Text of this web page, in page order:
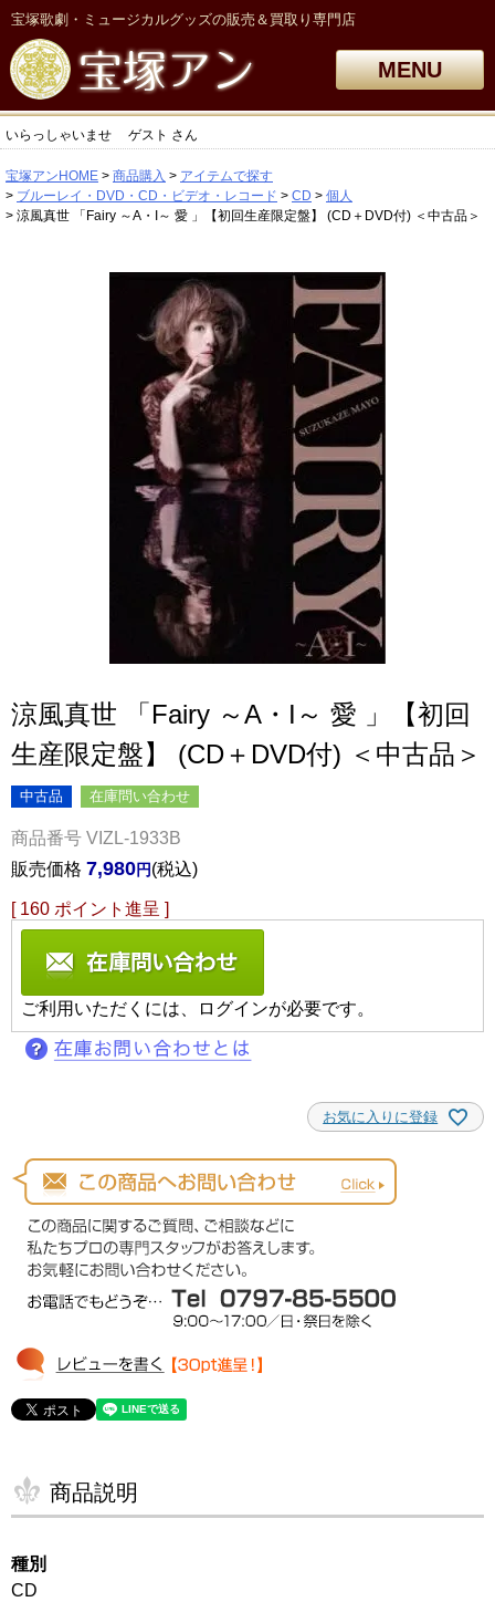
宝塚歌劇・ミュージカルグッズの販売＆買取り専門店
MENU
いらっしゃいませ ゲスト さん
宝塚アンHOME 商品購入
アイテムで探す
ブルーレイ・DVD・CD・ビデオ・レコード
CD
個人
涼風真世 「Fairy ～A・I～ 愛 」【初回生産限定盤】 (CD＋DVD付) ＜中古品＞
涼風真世 「Fairy ～A・I～ 愛 」【初回
生産限定盤】 (CD＋DVD付) ＜中古品＞
中古品 在庫問い合わせ
商品番号 VIZL-1933B
販売価格 7,980 税込
[ 160 ポイント進呈 ]
ご利用いただくには、ログインが必要です。
お気に入りに登録
商品説明
種別
CD